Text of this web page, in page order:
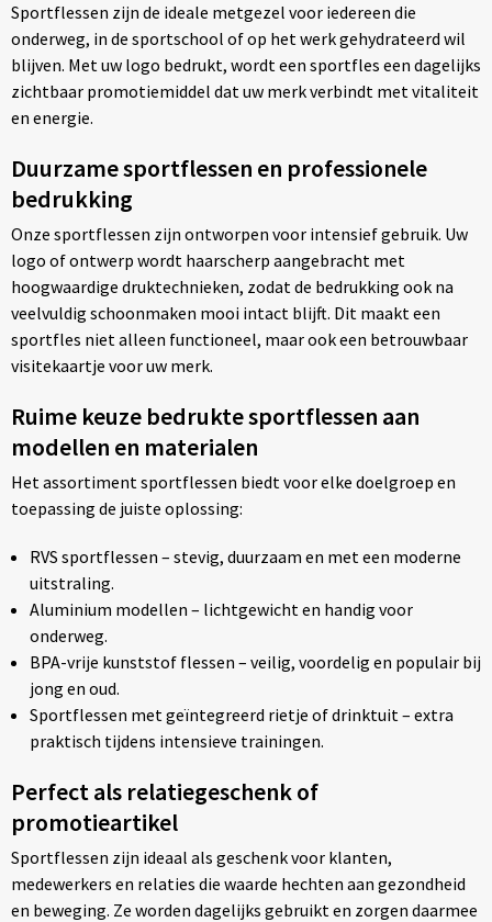
Sportflessen zijn de ideale metgezel voor iedereen die
onderweg, in de sportschool of op het werk gehydrateerd wil
blijven. Met uw logo bedrukt, wordt een sportfles een dagelijks
zichtbaar promotiemiddel dat uw merk verbindt met vitaliteit
en energie.
Duurzame sportflessen en professionele
bedrukking
Onze sportflessen zijn ontworpen voor intensief gebruik. Uw
logo of ontwerp wordt haarscherp aangebracht met
hoogwaardige druktechnieken, zodat de bedrukking ook na
veelvuldig schoonmaken mooi intact blijft. Dit maakt een
sportfles niet alleen functioneel, maar ook een betrouwbaar
visitekaartje voor uw merk.
Ruime keuze bedrukte sportflessen aan
modellen en materialen
Het assortiment sportflessen biedt voor elke doelgroep en
toepassing de juiste oplossing:
RVS sportflessen – stevig, duurzaam en met een moderne
uitstraling.
Aluminium modellen – lichtgewicht en handig voor
onderweg.
BPA-vrije kunststof flessen – veilig, voordelig en populair bij
jong en oud.
Sportflessen met geïntegreerd rietje of drinktuit – extra
praktisch tijdens intensieve trainingen.
Perfect als relatiegeschenk of
promotieartikel
Sportflessen zijn ideaal als geschenk voor klanten,
medewerkers en relaties die waarde hechten aan gezondheid
en beweging. Ze worden dagelijks gebruikt en zorgen daarmee